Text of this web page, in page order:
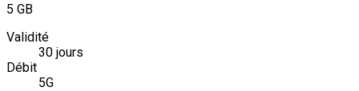
5 GB
Validité
30 jours
Débit
5G